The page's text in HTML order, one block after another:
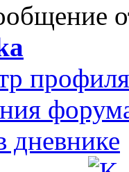
профиля
дневнике